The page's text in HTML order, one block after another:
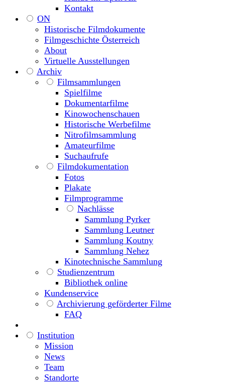
Kontakt
ON
Historische Filmdokumente
Filmgeschichte Österreich
About
Virtuelle Ausstellungen
Archiv
Filmsammlungen
Spielfilme
Dokumentarfilme
Kinowochenschauen
Historische Werbefilme
Nitrofilmsammlung
Amateurfilme
Suchaufrufe
Filmdokumentation
Fotos
Plakate
Filmprogramme
Nachlässe
Sammlung Pyrker
Sammlung Leutner
Sammlung Koutny
Sammlung Nehez
Kinotechnische Sammlung
Studienzentrum
Bibliothek online
Kundenservice
Archivierung geförderter Filme
FAQ
Institution
Mission
News
Team
Standorte